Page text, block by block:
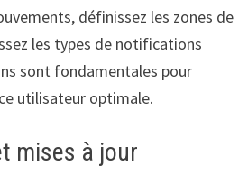
définissez les zones de
les types de notifications
sont fondamentales pour
utilisateur optimale.
mises à jour